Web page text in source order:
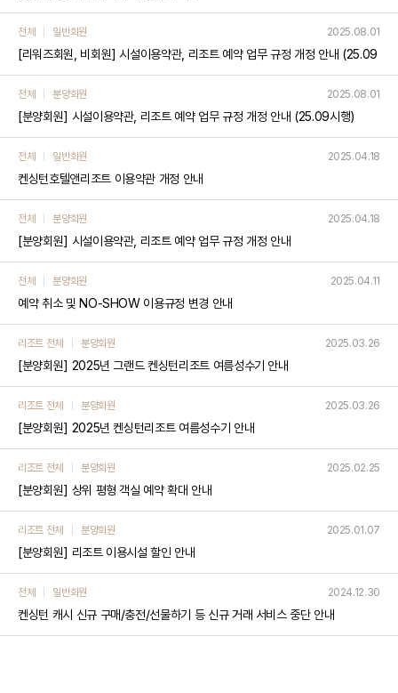
전체 일반회원 2025.08.01
[리워즈회원, 비회원] 시설이용약관, 리조트 예약 업무 규정 개정 안내 (25.09
시행)
전체 분양회원 2025.08.01
[분양회원] 시설이용약관, 리조트 예약 업무 규정 개정 안내 (25.09시행)
전체 일반회원 2025.04.18
켄싱턴호텔앤리조트 이용약관 개정 안내
전체 분양회원 2025.04.18
[분양회원] 시설이용약관, 리조트 예약 업무 규정 개정 안내
전체 분양회원 2025.04.11
예약 취소 및 NO-SHOW 이용규정 변경 안내
리조트 전체 분양회원 2025.03.26
[분양회원] 2025년 그랜드 켄싱턴리조트 여름성수기 안내
리조트 전체 분양회원 2025.03.26
[분양회원] 2025년 켄싱턴리조트 여름성수기 안내
리조트 전체 분양회원 2025.02.25
[분양회원] 상위 평형 객실 예약 확대 안내
리조트 전체 분양회원 2025.01.07
[분양회원] 리조트 이용시설 할인 안내
전체 일반회원 2024.12.30
켄싱턴 캐시 신규 구매/충전/선물하기 등 신규 거래 서비스 중단 안내